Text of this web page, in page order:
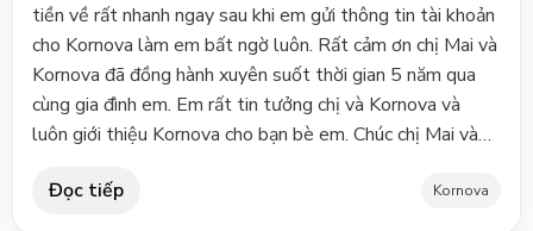
tiền về rất nhanh ngay sau khi em gửi thông tin tài khoản
cho Kornova làm em bất ngờ luôn. Rất cảm ơn chị Mai và
Kornova đã đồng hành xuyên suốt thời gian 5 năm qua
cùng gia đình em. Em rất tin tưởng chị và Kornova và
luôn giới thiệu Kornova cho bạn bè em. Chúc chị Mai và
Cảm ơn chị Mai !Anh Nhật Và Chị Vân – Khách Hàng EB5
Đọc tiếp Kornova